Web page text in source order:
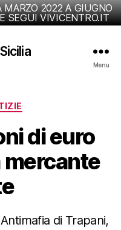
MARZO 2022 A GIUGNO
SEGUI VIVICENTRO.IT
Menu
di euro
di Trapani,